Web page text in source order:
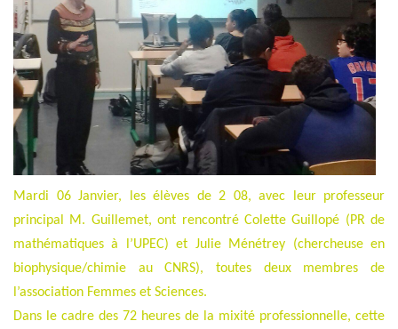
Mardi 06 Janvier, les élèves de 2 08, avec leur professeur
principal M. Guillemet, ont rencontré Colette Guillopé (PR de
mathématiques à l’UPEC) et Julie Ménétrey (chercheuse en
biophysique/chimie au CNRS), toutes deux membres de
l’association Femmes et Sciences.
Dans le cadre des 72 heures de la mixité professionnelle, cette